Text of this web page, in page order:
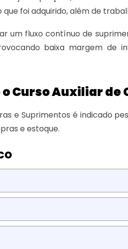
foi adquirido, além de
um fluxo contínuo de
baixa margem de
Curso Auxiliar de
e Suprimentos é indicado
e estoque.